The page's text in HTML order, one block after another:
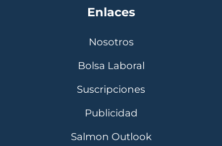
Enlaces
Nosotros
Bolsa Laboral
Suscripciones
Publicidad
Salmon Outlook